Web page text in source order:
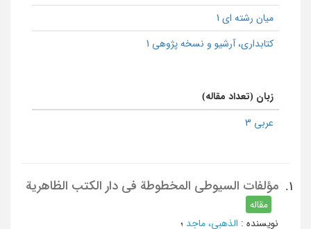
میان رشته ای 1
كتابداری، آرشیو و نسخه پژوهی 1
زبان (تعداد مقاله)
عربی 3
1. مؤلفات السیوطی المخطوطة فی دار الکتب الظاهریة
مقاله
نویسنده : الذهبی، ماجد ؛